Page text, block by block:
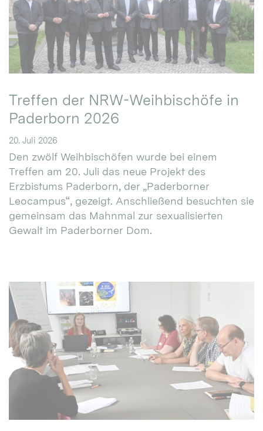
Treffen der NRW-Weihbischöfe in
Paderborn 2026
20. Juli 2026
Den zwölf Weihbischöfen wurde bei einem
Treffen am 20. Juli das neue Projekt des
Erzbistums Paderborn, der „Paderborner
Leocampus“, gezeigt. Anschließend besuchten sie
gemeinsam das Mahnmal zur sexualisierten
Gewalt im Paderborner Dom.